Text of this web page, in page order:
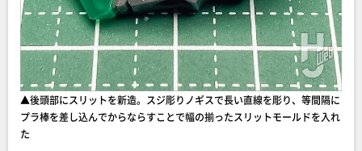
▲後頭部にスリットを新造。スジ彫りノギスで長い直線を彫り、等間隔に
プラ棒を差し込んでからならすことで幅の揃ったスリットモールドを入れ
た